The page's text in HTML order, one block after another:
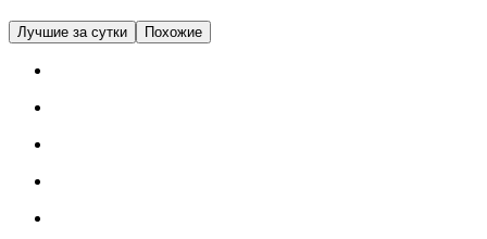
Лучшие за сутки Похожие